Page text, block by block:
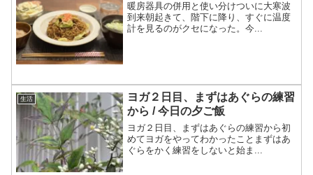
暖房器具の併用と使い分けついに大寒波
到来朝起きて、階下に降り、すぐに温度
計を見るのがクセになった。今...
生活
ヨガ２日目、まずはあぐらの練習
から / 今日の夕ご飯
ヨガ２日目、まずはあぐらの練習から初
めてヨガをやってわかったことまずはあ
ぐらをかく練習をしないと始ま...